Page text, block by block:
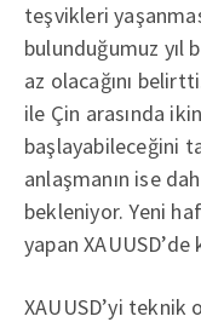
teşvikleri
bulunduğumuz yıl
az olacağını
ile Çin arasında
başlayabileceğini
anlaşmanın ise
bekleniyor. Yeni
yapan
XAUUSD’yi teknik